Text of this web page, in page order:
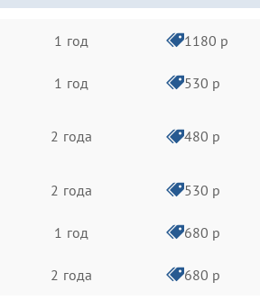
1 год 1180 р
1 год 530 р
2 года 480 р
2 года 530 р
1 год 680 р
2 года 680 р